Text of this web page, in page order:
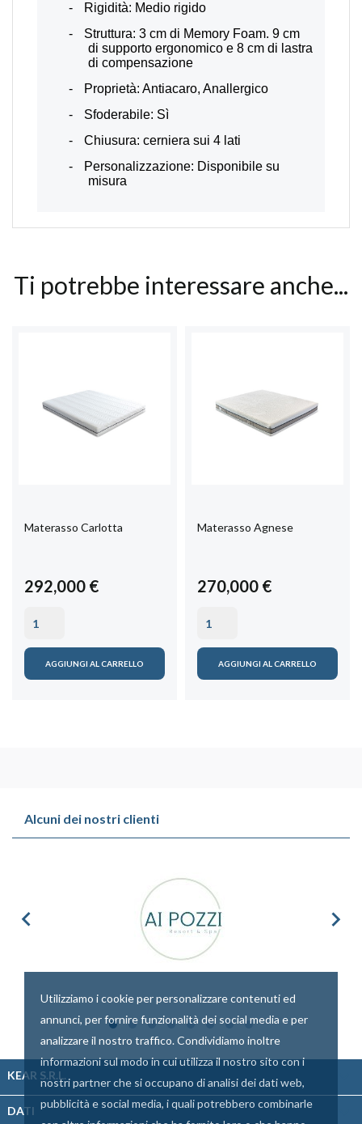
Utilizziamo i cookie per personalizzare contenuti ed
annunci, per fornire funzionalità dei social media e per
analizzare il nostro traffico. Condividiamo inoltre
informazioni sul modo in cui utilizza il nostro sito con i
nostri partner che si occupano di analisi dei dati web,
pubblicità e social media, i quali potrebbero combinarle
-
Rigidità: Medio rigido
-
Struttura: 3 cm di Memory Foam. 9 cm
di supporto ergonomico e 8 cm di lastra
di compensazione
-
Proprietà: Antiacaro, Anallergico
-
Sfoderabile: Sì
-
Chiusura: cerniera sui 4 lati
-
Personalizzazione: Disponibile su
misura
Ti potrebbe interessare anche...
Materasso Carlotta
292,000 €
AGGIUNGI AL CARRELLO
Materasso Agnese
270,000 €
AGGIUNGI AL CARRELLO
Alcuni dei nostri clienti
 
KEAR S.R.L.
DATI